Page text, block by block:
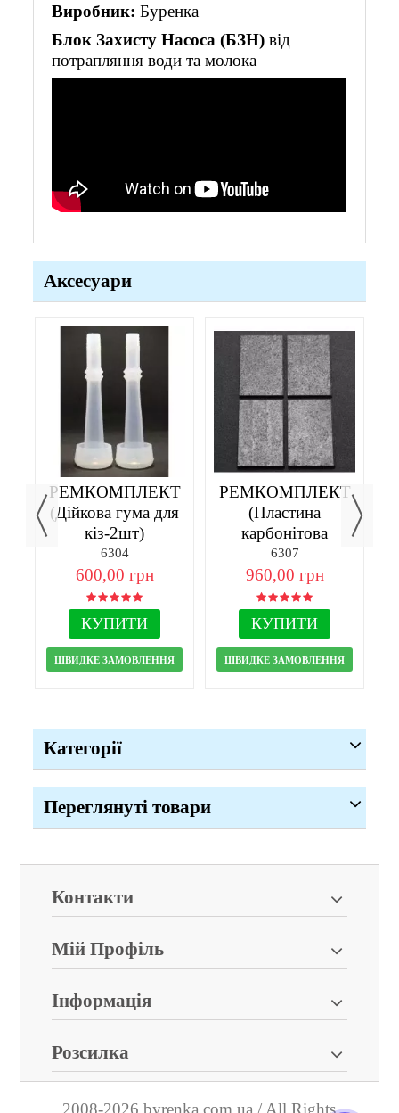
Виробник: Буренка
Блок Захисту Насоса (БЗН) від
потрапляння води та молока
Аксесуари
РЕМКОМПЛЕКТ
(Дійкова гума для
кіз-2шт)
6304
600,00 грн
КУПИТИ
ШВИДКЕ ЗАМОВЛЕННЯ
РЕМКОМПЛЕКТ
(Пластина
карбонітова
70х45х5-4шт)
6307
960,00 грн
КУПИТИ
ШВИДКЕ ЗАМОВЛЕННЯ
Категорії
Переглянуті товари
Контакти
Мій Профіль
Інформація
Розсилка